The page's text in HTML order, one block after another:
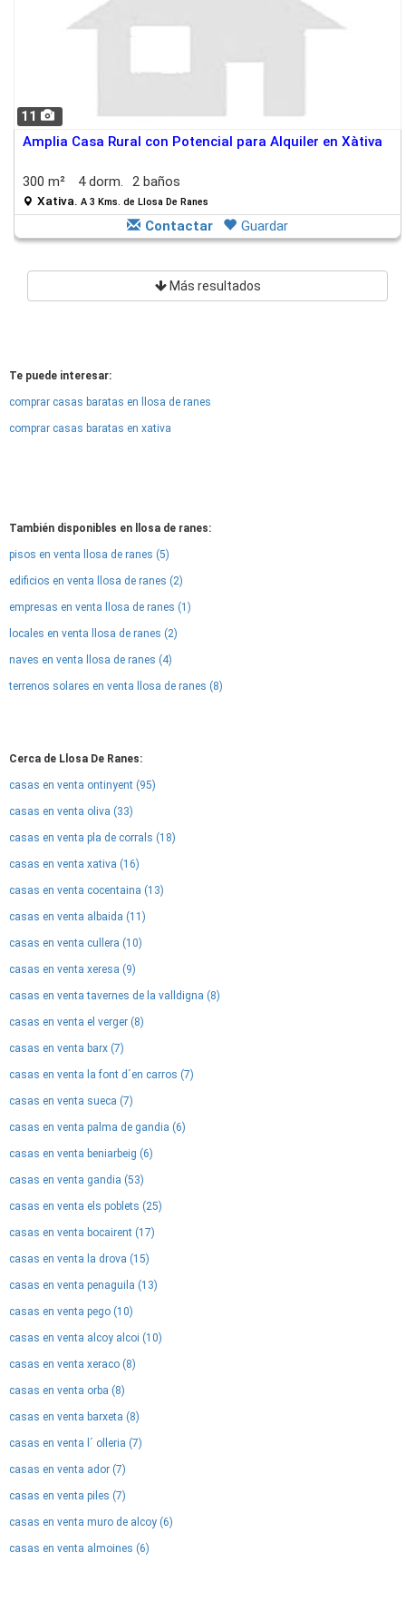
11
Amplia Casa Rural con Potencial para Alquiler en Xàtiva
300 m² 4 dorm. 2 baños
Xativa. A 3 Kms. de Llosa De Ranes
Contactar Guardar
Más resultados
Te puede interesar:
comprar casas baratas en llosa de ranes
comprar casas baratas en xativa
También disponibles en llosa de ranes:
pisos en venta llosa de ranes (5)
edificios en venta llosa de ranes (2)
empresas en venta llosa de ranes (1)
locales en venta llosa de ranes (2)
naves en venta llosa de ranes (4)
terrenos solares en venta llosa de ranes (8)
Cerca de Llosa De Ranes:
casas en venta ontinyent (95)
casas en venta oliva (33)
casas en venta pla de corrals (18)
casas en venta xativa (16)
casas en venta cocentaina (13)
casas en venta albaida (11)
casas en venta cullera (10)
casas en venta xeresa (9)
casas en venta tavernes de la valldigna (8)
casas en venta el verger (8)
casas en venta barx (7)
casas en venta la font d´en carros (7)
casas en venta sueca (7)
casas en venta palma de gandia (6)
casas en venta beniarbeig (6)
casas en venta gandia (53)
casas en venta els poblets (25)
casas en venta bocairent (17)
casas en venta la drova (15)
casas en venta penaguila (13)
casas en venta pego (10)
casas en venta alcoy alcoi (10)
casas en venta xeraco (8)
casas en venta orba (8)
casas en venta barxeta (8)
casas en venta l´ olleria (7)
casas en venta ador (7)
casas en venta piles (7)
casas en venta muro de alcoy (6)
casas en venta almoines (6)